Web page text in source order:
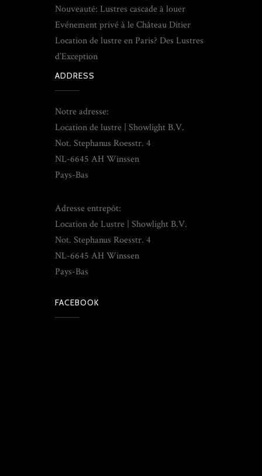
Nouveauté: Lustres cascade à louer
Evénement privé à le Château Ditier
Location de lustre en Paris? Des Lustres
d’Exception
ADDRESS
Notre adresse:
Location de lustre | Showlight B.V.
Not. Stephanus Roesstr. 4
NL-6645 AH Winssen
Pays-Bas
Adresse entrepôt:
Location de Lustre | Showlight B.V.
Not. Stephanus Roesstr. 4
NL-6645 AH Winssen
Pays-Bas
FACEBOOK